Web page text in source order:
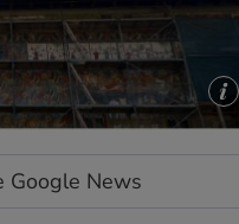
Google News